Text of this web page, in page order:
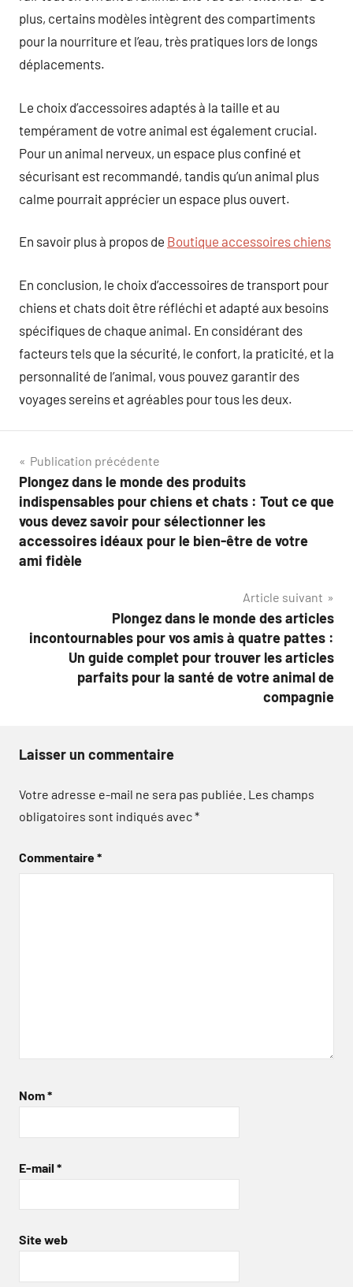
plus, certains modèles intègrent des compartiments
pour la nourriture et l’eau, très pratiques lors de longs
déplacements.
Le choix d’accessoires adaptés à la taille et au
tempérament de votre animal est également crucial.
Pour un animal nerveux, un espace plus confiné et
sécurisant est recommandé, tandis qu’un animal plus
calme pourrait apprécier un espace plus ouvert.
En savoir plus à propos de Boutique accessoires chiens
En conclusion, le choix d’accessoires de transport pour
chiens et chats doit être réfléchi et adapté aux besoins
spécifiques de chaque animal. En considérant des
facteurs tels que la sécurité, le confort, la praticité, et la
personnalité de l’animal, vous pouvez garantir des
voyages sereins et agréables pour tous les deux.
Navigation
de
l’article
Publication précédente
Plongez dans le monde des produits
indispensables pour chiens et chats : Tout ce que
vous devez savoir pour sélectionner les
accessoires idéaux pour le bien-être de votre
ami fidèle
Article suivant
Plongez dans le monde des articles
incontournables pour vos amis à quatre pattes :
Un guide complet pour trouver les articles
parfaits pour la santé de votre animal de
compagnie
Laisser un commentaire
Votre adresse e-mail ne sera pas publiée. Les champs
obligatoires sont indiqués avec*
Commentaire*
Nom*
E-mail *
Site web